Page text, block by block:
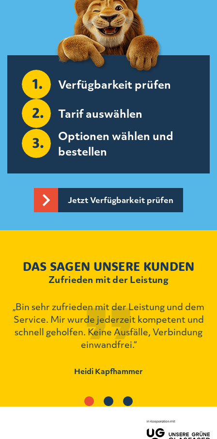
Verfügbarkeit prüfen
Tarif auswählen
Optionen wählen und
bestellen
Jetzt Verfügbarkeit prüfen
DAS SAGEN UNSERE KUNDEN
Zufrieden mit der Leistung
„Bin sehr zufrieden mit der Leistung und dem
Service. Mir wurde jederzeit kompetent und
schnell geholfen. Keine Ausfälle, Verbindung
einwandfrei.“
Heidi Kapfhammer